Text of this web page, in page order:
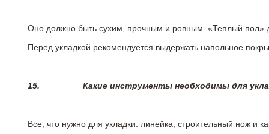
Оно должно быть сухим, прочным и ровным. «Теплый пол»
Перед укладкой рекомендуется выдержать напольное
15. Какие инструменты необходимы для
Все, что нужно для укладки: линейка, строительный нож и